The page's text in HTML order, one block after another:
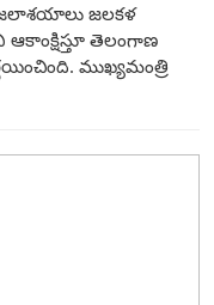
జలాశయాలు జలకళ
తెలంగాణ
ముఖ్యమంత్రి